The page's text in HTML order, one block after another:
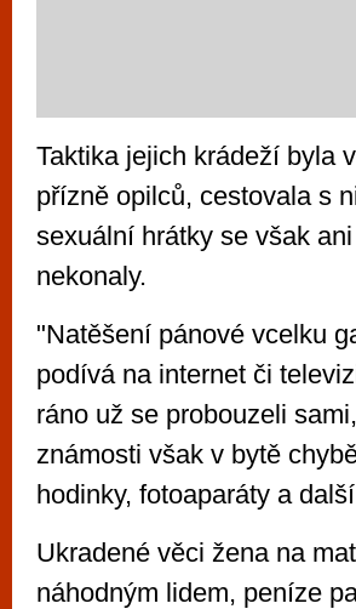
Taktika jejich krádeží byla
přízně opilců, cestovala s
sexuální hrátky se však
nekonaly.
"Natěšení pánové vcelku
podívá na internet či
ráno už se probouzeli
známosti však v bytě
hodinky, fotoaparáty a
Ukradené věci žena na
náhodným lidem, peníze